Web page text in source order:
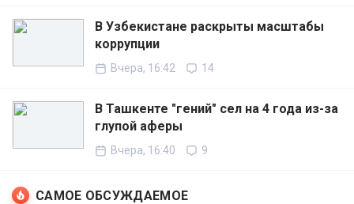
В Узбекистане раскрыты масштабы
коррупции
Вчера, 16:42 14
В Ташкенте "гений" сел на 4 года из-за
глупой аферы
Вчера, 16:40 9
САМОЕ ОБСУЖДАЕМОЕ